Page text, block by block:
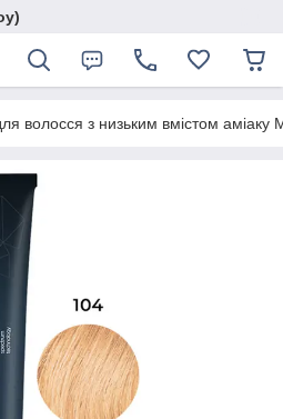
волосся з низьким вмістом аміаку